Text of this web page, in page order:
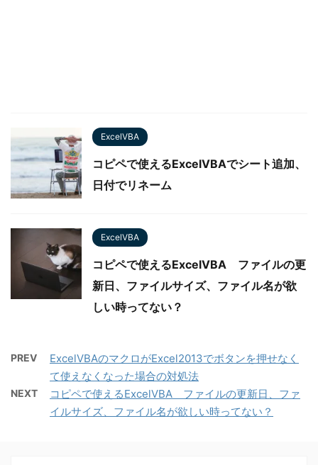
ExcelVBA
コピペで使えるExcelVBAでシート追加、
日付でリネーム
ExcelVBA
コピペで使えるExcelVBA ファイルの更
新日、ファイルサイズ、ファイル名が欲
しい時ってない？
PREV
ExcelVBAのマクロがExcel2013でボタンを押せなく
て使えなくなった場合の対処法
NEXT
コピペで使えるExcelVBA ファイルの更新日、ファ
イルサイズ、ファイル名が欲しい時ってない？